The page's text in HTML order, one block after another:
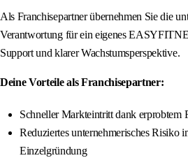
Als Franchisepartner übernehmen Sie die
Verantwortung für ein eigenes
Support und klarer Wachstumsperspektive.
Deine Vorteile als Franchisepartner:
Schneller Markteintritt dank erprobtem
Reduziertes unternehmerisches Risiko
Einzelgründung